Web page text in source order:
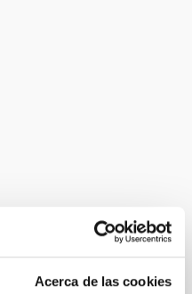
Acerca de las cookies